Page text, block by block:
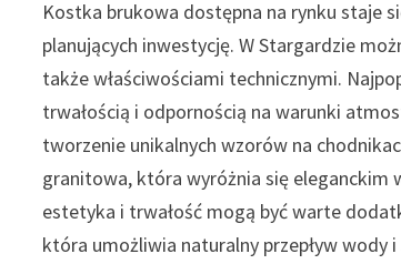
Kostka brukowa dostępna na rynku staje
planujących inwestycję. W Stargardzie
także właściwościami technicznymi.
trwałością i odpornością na warunki
tworzenie unikalnych wzorów na
granitowa, która wyróżnia się eleganckim
estetyka i trwałość mogą być warte
która umożliwia naturalny przepływ wody